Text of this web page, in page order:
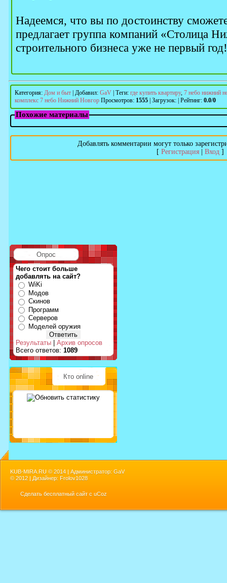
Надеемся, что вы по достоинству
предлагает группа компаний «Столица
строительного бизнеса уже не первый год!
Категория: Дом и быт Добавил: GaV Теги: где купить квартиру, 7 небо нижний
комплекс 7 небо Нижний Новгор Просмотров: 1555 Загрузок: Рейтинг: 0.0/0
Похожие материалы
Добавлять комментарии могут только
[ Регистрация| Вход]
Опрос
Чего стоит больше
добавлять на сайт?
WiKi
Модов
Скинов
Программ
Серверов
Моделей оружия
Результаты
Архив опросов
Всего ответов: 1089
Кто online
KUB-MIRA.RU © 2014 | Администратор: GaV
© 2012 | Дизайнер: Frolov1028
Сделать бесплатный сайт с uCoz